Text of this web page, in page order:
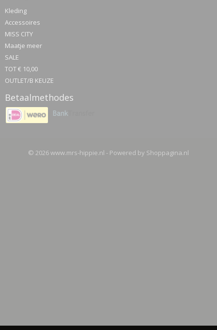
Kleding
Accessoires
MISS CITY
Maatje meer
SALE
TOT € 10,00
OUTLET/B KEUZE
Betaalmethodes
© 2026 www.mrs-hippie.nl - Powered by Shoppagina.nl